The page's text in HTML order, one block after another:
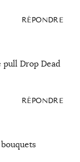
RÉPONDRE
Drop Dead
RÉPONDRE